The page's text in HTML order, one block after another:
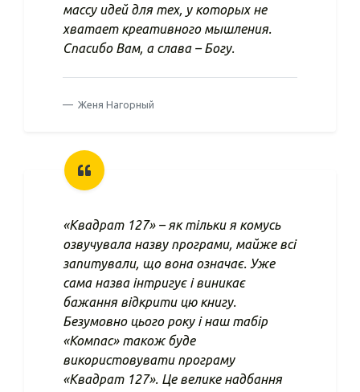
массу идей для тех, у которых не
хватает креативного мышления.
Спасибо Вам, а слава – Богу.
Женя Нагорный
«Квадрат 127» – як тільки я комусь
озвучувала назву програми, майже всі
запитували, що вона означає. Уже
сама назва інтригує і виникає
бажання відкрити цю книгу.
Безумовно цього року і наш табір
«Компас» також буде
використовувати програму
«Квадрат 127». Це велике надбання